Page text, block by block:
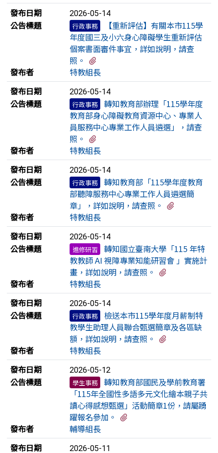
發布日期
2026-05-14
公告標題 行政事務
【重新評估】有關本市115學
年度國三及小六身心障礙學生重新評估
個案書面審件事宜，詳如說明，請查
照。
發布者
特教組長
發布日期
2026-05-14
公告標題 行政事務
轉知教育部辦理「115學年度
教育部身心障礙教育資源中心、專業人
員服務中心專業工作人員遴選」，請查
照。
發布者
特教組長
發布日期
2026-05-14
公告標題 行政事務
轉知教育部「115學年度教育
部聽障服務中心專業工作人員遴選簡
章」，詳如說明，請查照。
發布者
特教組長
發布日期
2026-05-14
公告標題 進修研習
轉知國立臺南大學「115 年特
教教師 AI 視障專業知能研習會 」實施計
畫，詳如說明，請查照。
發布者
特教組長
發布日期
2026-05-14
公告標題 行政事務
檢送本市115學年度月薪制特
教學生助理人員聯合甄選簡章及各區缺
額，詳如說明，請查照。
發布者
特教組長
發布日期
2026-05-12
公告標題 學生事務
轉知教育部國民及學前教育署
「115年全國性多語多元文化繪本親子共
讀心得感想甄選」活動簡章1份，請屬踴
躍報名參加。
發布者
輔導組長
發布日期
2026-05-11